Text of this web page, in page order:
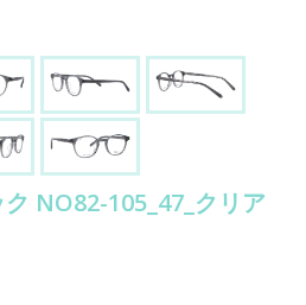
NO82-105_47_クリア